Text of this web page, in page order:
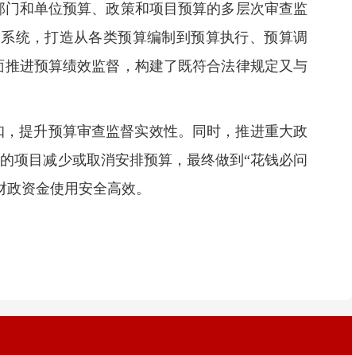
和单位预算、政策和项目预算的多层次审查监
统，打造从各类预算编制到预算执行、预算调
进预算绩效监督，构建了既符合法律规定又与
提升预算审查监督实效性。同时，推进重大政
项目减少或取消安排预算，最终做到“花钱必问
资金使用安全高效。